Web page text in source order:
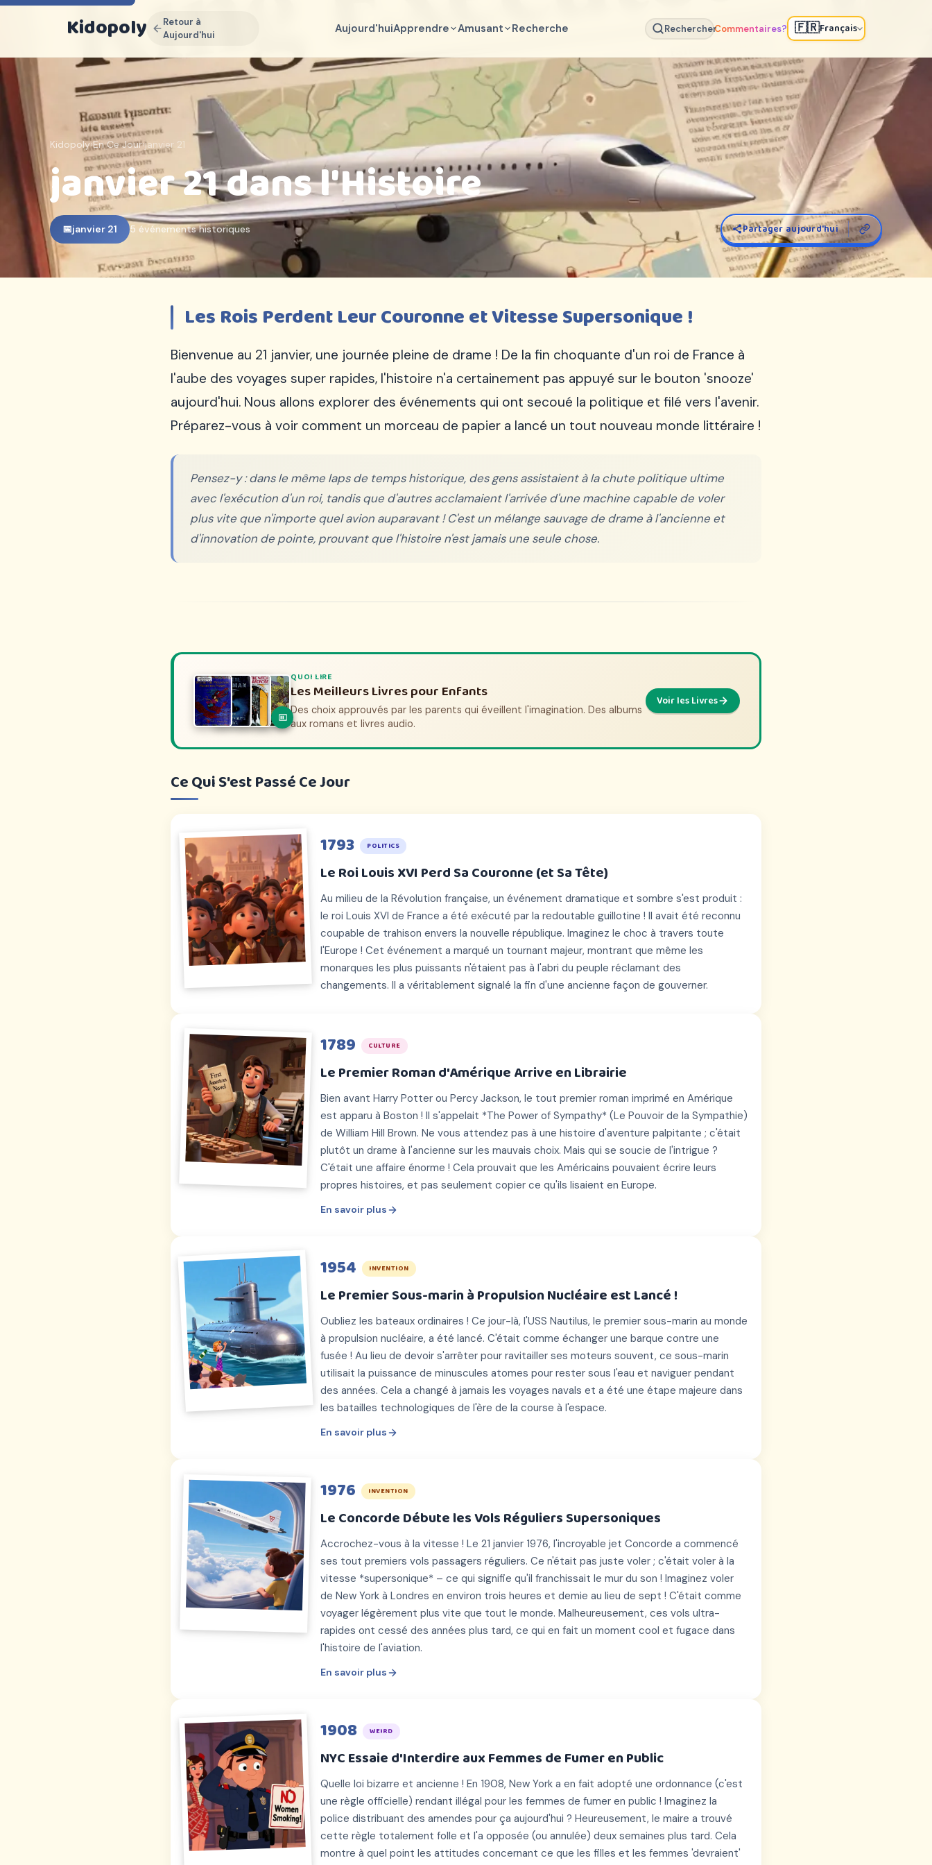
Kidopoly
Retour à
Aujourd'hui
Aujourd'huiApprendre Amusant Recherche RechercherCommentaires? 🇫🇷Français
Kidopoly›En Ce Jour›janvier 21
janvier 21 dans l'Histoire
📅janvier 21 5 événements historiques Partager aujourd'hui
Les Rois Perdent Leur Couronne et Vitesse Supersonique !
Bienvenue au 21 janvier, une journée pleine de drame ! De la fin choquante d'un roi de France à
l'aube des voyages super rapides, l'histoire n'a certainement pas appuyé sur le bouton 'snooze'
aujourd'hui. Nous allons explorer des événements qui ont secoué la politique et filé vers l'avenir.
Préparez-vous à voir comment un morceau de papier a lancé un tout nouveau monde littéraire !
Pensez-y : dans le même laps de temps historique, des gens assistaient à la chute politique ultime
avec l'exécution d'un roi, tandis que d'autres acclamaient l'arrivée d'une machine capable de voler
plus vite que n'importe quel avion auparavant ! C'est un mélange sauvage de drame à l'ancienne et
d'innovation de pointe, prouvant que l'histoire n'est jamais une seule chose.
QUOI REGARDER
Films et Séries d'Histoire pour Enfants
Des choix approuvés par les parents qui donnent vie à l'histoire. Des
aventures animées aux documentaires épiques.
Voir la Sélection
QUOI LIRE
Les Meilleurs Livres pour Enfants
Des choix approuvés par les parents qui éveillent l'imagination. Des albums
aux romans et livres audio.
Voir les Livres
Ce Qui S'est Passé Ce Jour
1793 POLITICS
Le Roi Louis XVI Perd Sa Couronne (et Sa Tête)
Au milieu de la Révolution française, un événement dramatique et sombre s'est produit :
le roi Louis XVI de France a été exécuté par la redoutable guillotine ! Il avait été reconnu
coupable de trahison envers la nouvelle république. Imaginez le choc à travers toute
l'Europe ! Cet événement a marqué un tournant majeur, montrant que même les
monarques les plus puissants n'étaient pas à l'abri du peuple réclamant des
changements. Il a véritablement signalé la fin d'une ancienne façon de gouverner.
1789 CULTURE
Le Premier Roman d'Amérique Arrive en Librairie
Bien avant Harry Potter ou Percy Jackson, le tout premier roman imprimé en Amérique
est apparu à Boston ! Il s'appelait *The Power of Sympathy* (Le Pouvoir de la Sympathie)
de William Hill Brown. Ne vous attendez pas à une histoire d'aventure palpitante ; c'était
plutôt un drame à l'ancienne sur les mauvais choix. Mais qui se soucie de l'intrigue ?
C'était une affaire énorme ! Cela prouvait que les Américains pouvaient écrire leurs
propres histoires, et pas seulement copier ce qu'ils lisaient en Europe.
En savoir plus
1954 INVENTION
Le Premier Sous-marin à Propulsion Nucléaire est Lancé !
Oubliez les bateaux ordinaires ! Ce jour-là, l'USS Nautilus, le premier sous-marin au monde
à propulsion nucléaire, a été lancé. C'était comme échanger une barque contre une
fusée ! Au lieu de devoir s'arrêter pour ravitailler ses moteurs souvent, ce sous-marin
utilisait la puissance de minuscules atomes pour rester sous l'eau et naviguer pendant
des années. Cela a changé à jamais les voyages navals et a été une étape majeure dans
les batailles technologiques de l'ère de la course à l'espace.
En savoir plus
1976 INVENTION
Le Concorde Débute les Vols Réguliers Supersoniques
Accrochez-vous à la vitesse ! Le 21 janvier 1976, l'incroyable jet Concorde a commencé
ses tout premiers vols passagers réguliers. Ce n'était pas juste voler ; c'était voler à la
vitesse *supersonique* – ce qui signifie qu'il franchissait le mur du son ! Imaginez voler
de New York à Londres en environ trois heures et demie au lieu de sept ! C'était comme
voyager légèrement plus vite que tout le monde. Malheureusement, ces vols ultra-
rapides ont cessé des années plus tard, ce qui en fait un moment cool et fugace dans
l'histoire de l'aviation.
En savoir plus
1908 WEIRD
NYC Essaie d'Interdire aux Femmes de Fumer en Public
Quelle loi bizarre et ancienne ! En 1908, New York a en fait adopté une ordonnance (c'est
une règle officielle) rendant illégal pour les femmes de fumer en public ! Imaginez la
police distribuant des amendes pour ça aujourd'hui ? Heureusement, le maire a trouvé
cette règle totalement folle et l'a opposée (ou annulée) deux semaines plus tard. Cela
montre à quel point les attitudes concernant ce que les filles et les femmes 'devraient'
Sign up for discounts, free
content and free weekly
events guides
Join parents and educators who use
Kidopoly
Early access to new activities and
printables
Exclusive subscriber discounts
FREE EBOOK INCLUDED
10 Façons Dont les Enfants
Apprennent Vraiment
Ce que dit la science (que les écoles
We respect your privacy. Unsubscribe anytime.